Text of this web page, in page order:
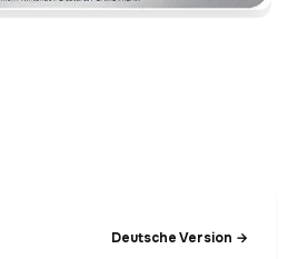
Deutsche Version →